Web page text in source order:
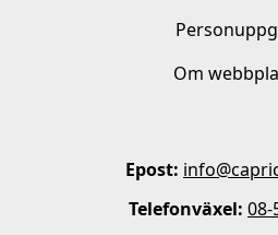
Om
Epost:
Telefonväxel: 08-